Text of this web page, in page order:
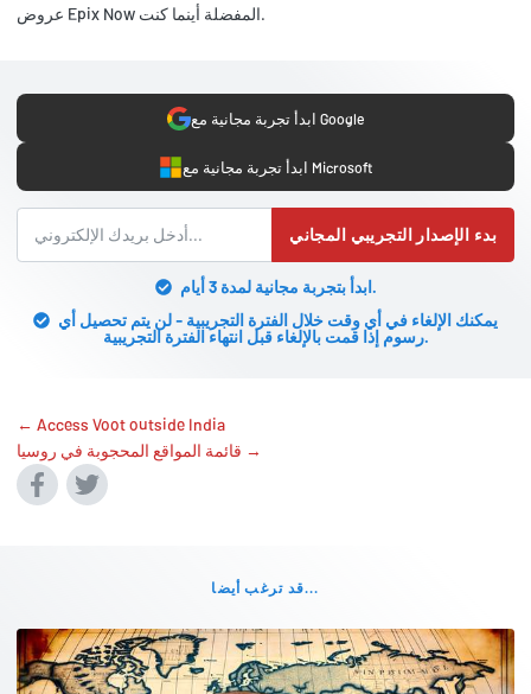
عروض Epix Now المفضلة أينما كنت.
ابدأ تجربة مجانية مع Google
ابدأ تجربة مجانية مع Microsoft
بدء الإصدار التجريبي المجاني
ابدأ بتجربة مجانية لمدة 3 أيام.
يمكنك الإلغاء في أي وقت خلال الفترة التجريبية - لن يتم تحصيل أي
رسوم إذا قمت بالإلغاء قبل انتهاء الفترة التجريبية.
← Access Voot outside India
قائمة المواقع المحجوبة في روسيا →